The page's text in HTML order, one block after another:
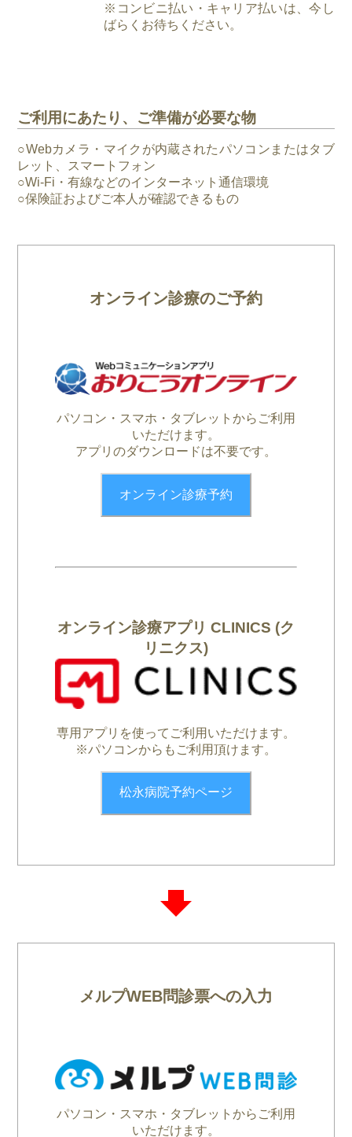
※コンビニ払い・キャリア払いは、今し
ばらくお待ちください。
ご利用にあたり、ご準備が必要な物
○Webカメラ・マイクが内蔵されたパソコンまたはタブ
レット、スマートフォン
○Wi-Fi・有線などのインターネット通信環境
○保険証およびご本人が確認できるもの
オンライン診療のご予約
パソコン・スマホ・タブレットからご利用
いただけます。
アプリのダウンロードは不要です。
オンライン診療予約
オンライン診療アプリ CLINICS (ク
リニクス)
専用アプリを使ってご利用いただけます。
※パソコンからもご利用頂けます。
松永病院予約ページ
メルプWEB問診票への入力
パソコン・スマホ・タブレットからご利用
いただけます。